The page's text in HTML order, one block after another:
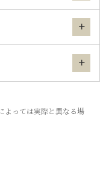
よっては実際と異なる場